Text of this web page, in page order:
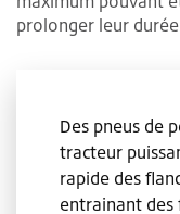
prolonger leur
Des pneus de
tracteur
rapide des
entrainant des